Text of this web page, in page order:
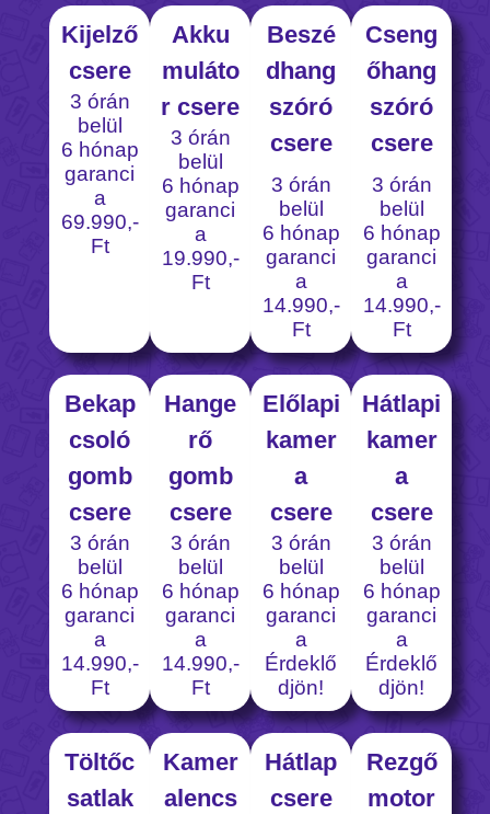
Kijelző
csere
3 órán
belül
6 hónap
garanci
a
69.990,-
Ft
Akku
muláto
r csere
3 órán
belül
6 hónap
garanci
a
19.990,-
Ft
Beszé
dhang
szóró
csere
3 órán
belül
6 hónap
garanci
a
14.990,-
Ft
Cseng
őhang
szóró
csere
3 órán
belül
6 hónap
garanci
a
14.990,-
Ft
Bekap
csoló
gomb
csere
3 órán
belül
6 hónap
garanci
a
14.990,-
Ft
Hange
rő
gomb
csere
3 órán
belül
6 hónap
garanci
a
14.990,-
Ft
Előlapi
kamer
a
csere
3 órán
belül
6 hónap
garanci
a
Érdeklő
djön!
Hátlapi
kamer
a
csere
3 órán
belül
6 hónap
garanci
a
Érdeklő
djön!
Töltőc
satlak
Kamer
alencs
Hátlap
csere
Rezgő
motor